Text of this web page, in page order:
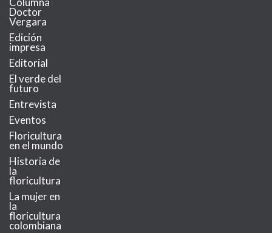
Doctor
Vergara
Edición
impresa
Editorial
El verde del
futuro
Entrevista
Eventos
Floricultura
en el mundo
Historia de
la
floricultura
La mujer en
la
floricultura
colombiana